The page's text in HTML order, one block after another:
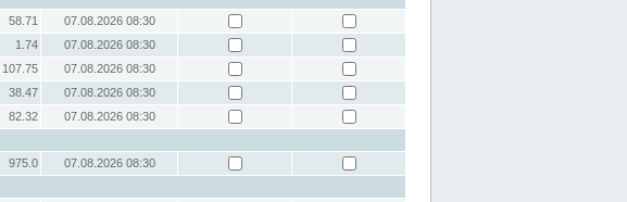
58.71
07.08.2026 08:30
1.74
07.08.2026 08:30
107.75
07.08.2026 08:30
38.47
07.08.2026 08:30
82.32
07.08.2026 08:30
975.0
07.08.2026 08:30